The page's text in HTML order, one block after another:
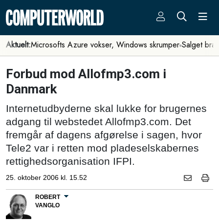
Aktuelt:Microsofts Azure vokser, Windows skrumper Salget
Forbud mod Allofmp3.com i
Danmark
Internetudbyderne skal lukke for brugernes
adgang til webstedet Allofmp3.com. Det
fremgår af dagens afgørelse i sagen, hvor
Tele2 var i retten mod pladeselskabernes
rettighedsorganisation IFPI.
25. oktober 2006 kl. 15.52
ROBERT
VANGLO